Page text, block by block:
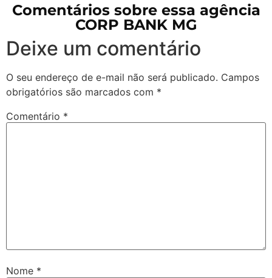
Comentários sobre essa agência
CORP BANK MG
Deixe um comentário
O seu endereço de e-mail não será publicado. Campos
obrigatórios são marcados com *
Comentário *
Nome *